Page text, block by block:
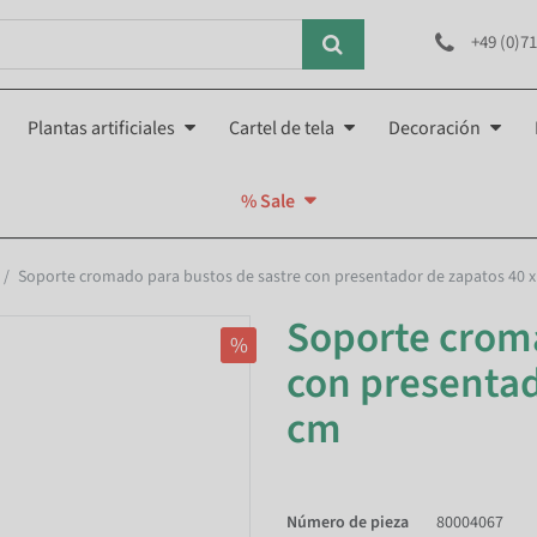
+49
Plantas artificiales Cartel de tela Decoración
% Sale
Soporte cromado para bustos de sastre con presentador de zapatos 40 x
% Soporte
con
cm
Número de pieza 80004067